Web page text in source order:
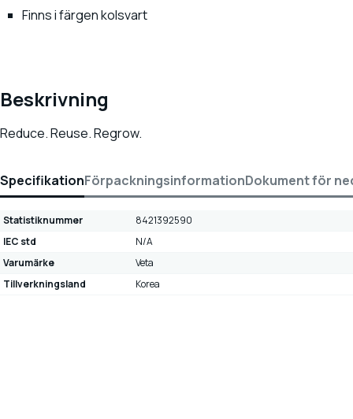
Finns i färgen kolsvart
Beskrivning
Reduce. Reuse. Regrow.
SpecifikationFörpackningsinformationDokument för
Statistiknummer
8421392590
IEC std
N/A
Varumärke
Veta
Tillverkningsland
Korea